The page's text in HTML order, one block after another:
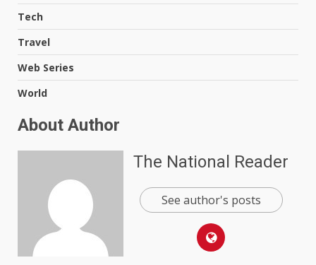
Tech
Travel
Web Series
World
About Author
The National Reader
See author's posts